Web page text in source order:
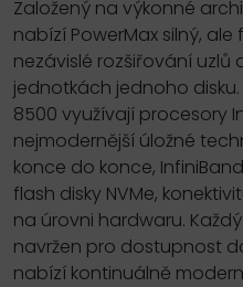
Založený na výkonné
nabízí PowerMax silný,
nezávislé rozšiřování uzlů
jednotkách jednoho
8500 využívají procesory
nejmodernější úložné
konce do konce,
flash disky NVMe,
na úrovni hardwaru.
navržen pro dostupnost
nabízí kontinuálně